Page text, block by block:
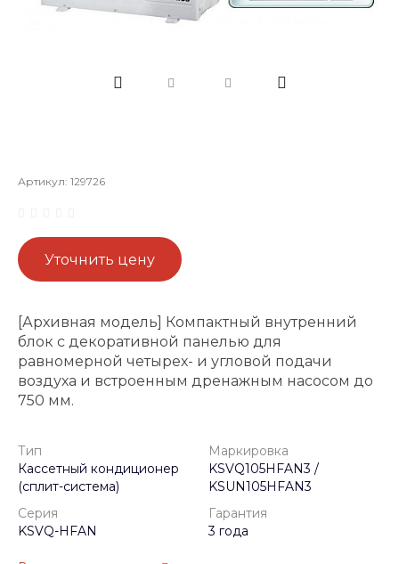
Артикул: 129726
Уточнить цену
[Архивная модель] Компактный внутренний
блок с декоративной панелью для
равномерной четырех- и угловой подачи
воздуха и встроенным дренажным насосом до
750 мм.
Тип
Кассетный кондиционер
(сплит-система)
Маркировка
KSVQ105HFAN3 /
KSUN105HFAN3
Серия
KSVQ-HFAN
Гарантия
3 года